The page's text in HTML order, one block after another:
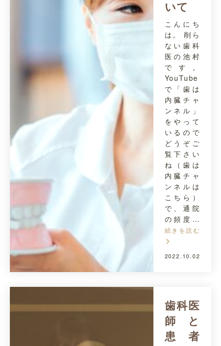
いて
こんにち
は。 削ら
ない歯科
医の池村
です。
YouTube
で「歯は
内臓チャ
ンネル」
をやって
いるので
どうぞご
覧下さい
ね（歯は
内臓チャ
ンネルは
こちら）
で、通院
の頻度…
続きを読む
2022.10.02
歯科医
師と
患者